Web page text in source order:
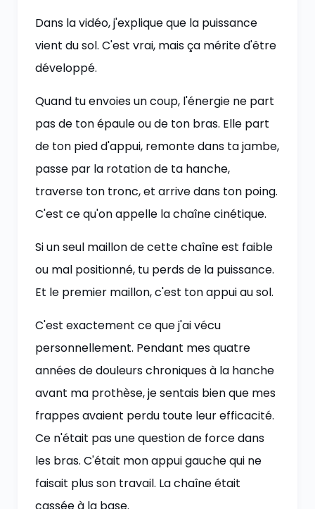
Dans la vidéo, j'explique que la puissance
vient du sol. C'est vrai, mais ça mérite d'être
développé.
Quand tu envoies un coup, l'énergie ne part
pas de ton épaule ou de ton bras. Elle part
de ton pied d'appui, remonte dans ta jambe,
passe par la rotation de ta hanche,
traverse ton tronc, et arrive dans ton poing.
C'est ce qu'on appelle la chaîne cinétique.
Si un seul maillon de cette chaîne est faible
ou mal positionné, tu perds de la puissance.
Et le premier maillon, c'est ton appui au sol.
C'est exactement ce que j'ai vécu
personnellement. Pendant mes quatre
années de douleurs chroniques à la hanche
avant ma prothèse, je sentais bien que mes
frappes avaient perdu toute leur efficacité.
Ce n'était pas une question de force dans
les bras. C'était mon appui gauche qui ne
faisait plus son travail. La chaîne était
cassée à la base.